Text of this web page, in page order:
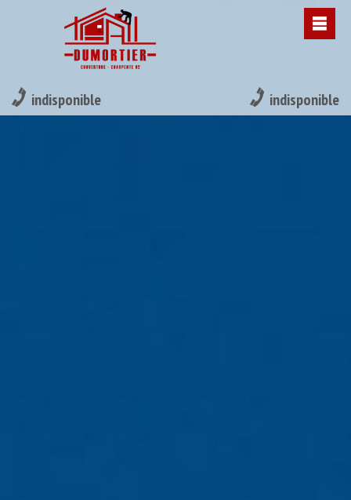
indisponible indisponible